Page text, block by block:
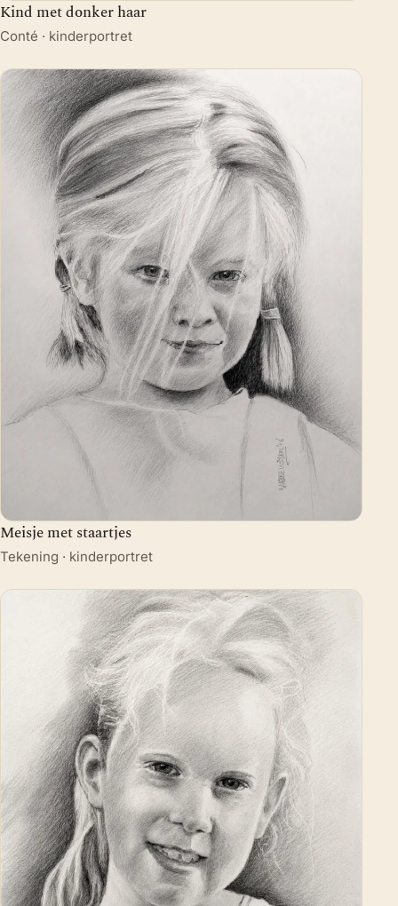
Kind met donker haar
Conté · kinderportret
Meisje met staartjes
Tekening · kinderportret